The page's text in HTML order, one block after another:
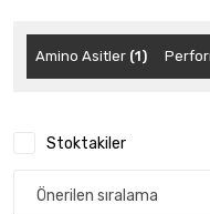
Amino Asitler (1)
Stoktakiler